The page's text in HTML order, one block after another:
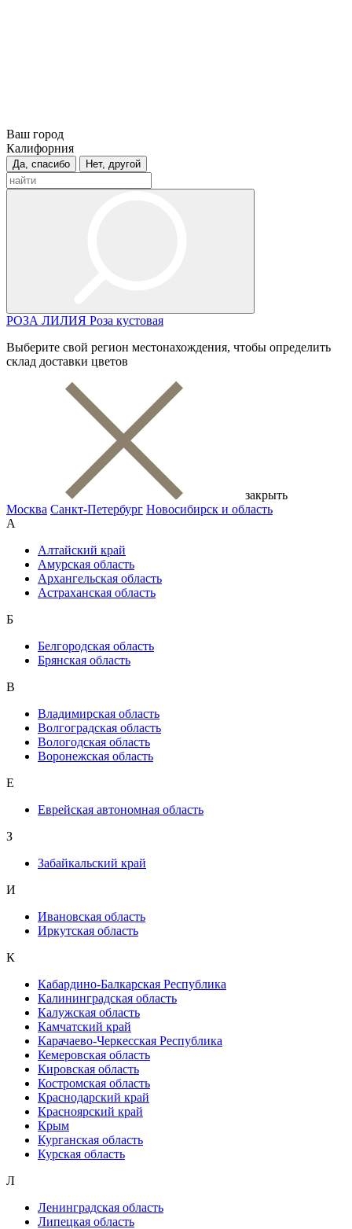
Ваш город
Калифорния
Да, спасибо Нет, другой
РОЗА ЛИЛИЯ Роза кустовая
Выберите свой регион местонахождения, чтобы определить
склад доставки цветов
закрыть
Москва Санкт-Петербург Новосибирск и область
А
Алтайский край
Амурская область
Архангельская область
Астраханская область
Б
Белгородская область
Брянская область
В
Владимирская область
Волгоградская область
Вологодская область
Воронежская область
Е
Еврейская автономная область
З
Забайкальский край
И
Ивановская область
Иркутская область
К
Кабардино-Балкарская Республика
Калининградская область
Калужская область
Камчатский край
Карачаево-Черкесская Республика
Кемеровская область
Кировская область
Костромская область
Краснодарский край
Красноярский край
Крым
Курганская область
Курская область
Л
Ленинградская область
Липецкая область